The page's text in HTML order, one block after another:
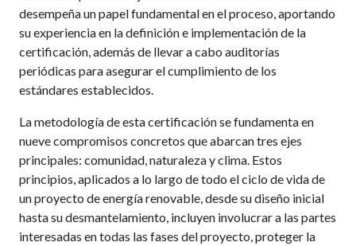
desempeña un papel fundamental en el proceso, aportando
su experiencia en la definición e implementación de la
certificación, además de llevar a cabo auditorías
periódicas para asegurar el cumplimiento de los
estándares establecidos.
La metodología de esta certificación se fundamenta en
nueve compromisos concretos que abarcan tres ejes
principales: comunidad, naturaleza y clima. Estos
principios, aplicados a lo largo de todo el ciclo de vida de
un proyecto de energía renovable, desde su diseño inicial
hasta su desmantelamiento, incluyen involucrar a las partes
interesadas en todas las fases del proyecto, proteger la